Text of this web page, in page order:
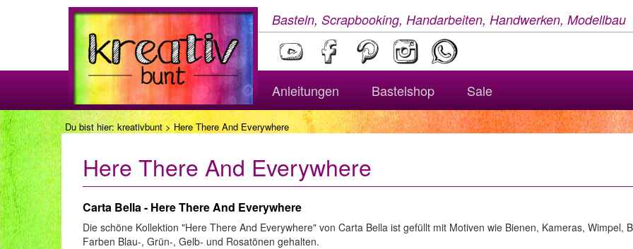
Basteln, Scrapbooking, Handarbeiten, Handwerken, Modellbau
Anleitungen Bastelshop Sale
Du bist hier: kreativbunt > Here There And Everywhere
Here There And Everywhere
Carta Bella - Here There And Everywhere
Die schöne Kollektion "Here There And Everywhere" von Carta Bella ist gefüllt mit Motiven wie Bienen, Kameras,
Farben Blau-, Grün-, Gelb- und Rosatönen gehalten.